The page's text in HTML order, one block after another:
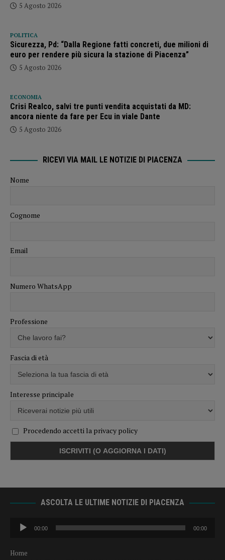
5 Agosto 2026
POLITICA
Sicurezza, Pd: “Dalla Regione fatti concreti, due milioni di
euro per rendere più sicura la stazione di Piacenza”
5 Agosto 2026
ECONOMIA
Crisi Realco, salvi tre punti vendita acquistati da MD:
ancora niente da fare per Ecu in viale Dante
5 Agosto 2026
RICEVI VIA MAIL LE NOTIZIE DI PIACENZA
Nome
Cognome
Email
Numero WhatsApp
Professione
Fascia di età
Interesse principale
Procedendo accetti la privacy policy
ASCOLTA LE ULTIME NOTIZIE DI PIACENZA
Audio
Player
00:00 00:00
Home